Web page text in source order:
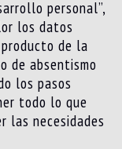
personal”,
los datos
de la
de absentismo
los pasos
todo lo que
las necesidades